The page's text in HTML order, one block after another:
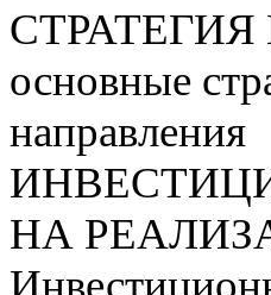
основные
направления
НА